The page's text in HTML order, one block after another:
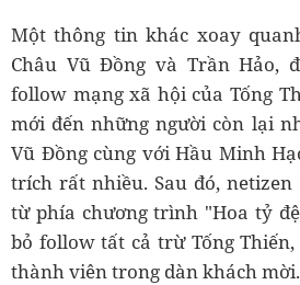
Một thông tin khác xoay
Châu Vũ Đồng và Trần Hảo,
follow mạng xã hội của Tống
mới đến những người còn lại
Vũ Đồng cùng với Hầu Minh
trích rất nhiều. Sau đó,
từ phía chương trình "Hoa tỷ
bỏ follow tất cả trừ Tống
thành viên trong dàn khách mời.